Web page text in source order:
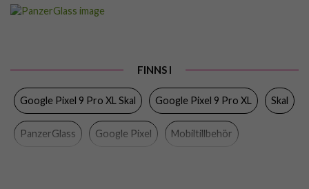
Trådlös laddning-kompatibel
Färg Genomskinlig
Hårdplast (PC), Mjukplast (TPU)
FINNS I
Google Pixel 9 Pro XL Skal Google Pixel 9 Pro XL Skal
PanzerGlass Google Pixel Mobiltillbehör